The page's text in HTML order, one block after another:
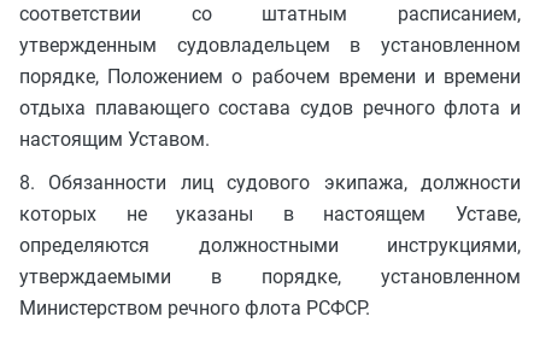
соответствии со штатным расписанием,
утвержденным судовладельцем в установленном
порядке, Положением о рабочем времени и времени
отдыха плавающего состава судов речного флота и
настоящим Уставом.
8. Обязанности лиц судового экипажа, должности
которых не указаны в настоящем Уставе,
определяются должностными инструкциями,
утверждаемыми в порядке, установленном
Министерством речного флота РСФСР.